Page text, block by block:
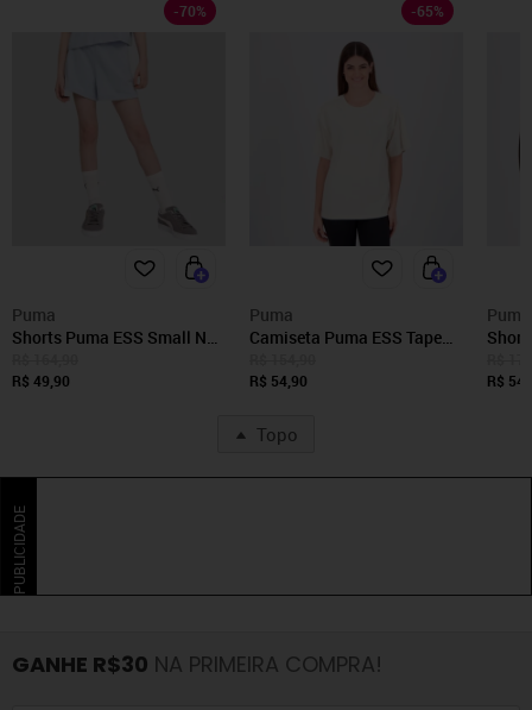
-70%
Puma
Shorts Puma ESS Small NO.
R$ 49,90
-65%
Puma
Camiseta Puma ESS Tape
R$ 54,90
Puma
R$
Topo
PUBLICIDADE
GANHE R$30 NA PRIMEIRA COMPRA!